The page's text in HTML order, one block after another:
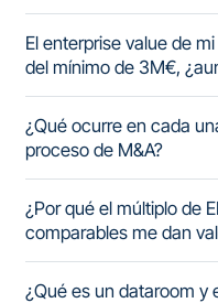
El enterprise value de
del mínimo de 3M€,
¿Qué ocurre en cada
proceso de M&A?
¿Por qué el múltiplo de
comparables me dan
¿Qué es un dataroom y